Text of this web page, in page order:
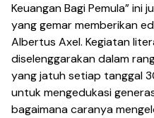
Keuangan Bagi Pemula”
yang gemar memberikan
Albertus Axel. Kegiatan
diselenggarakan dalam
yang jatuh setiap tanggal
untuk mengedukasi
bagaimana caranya